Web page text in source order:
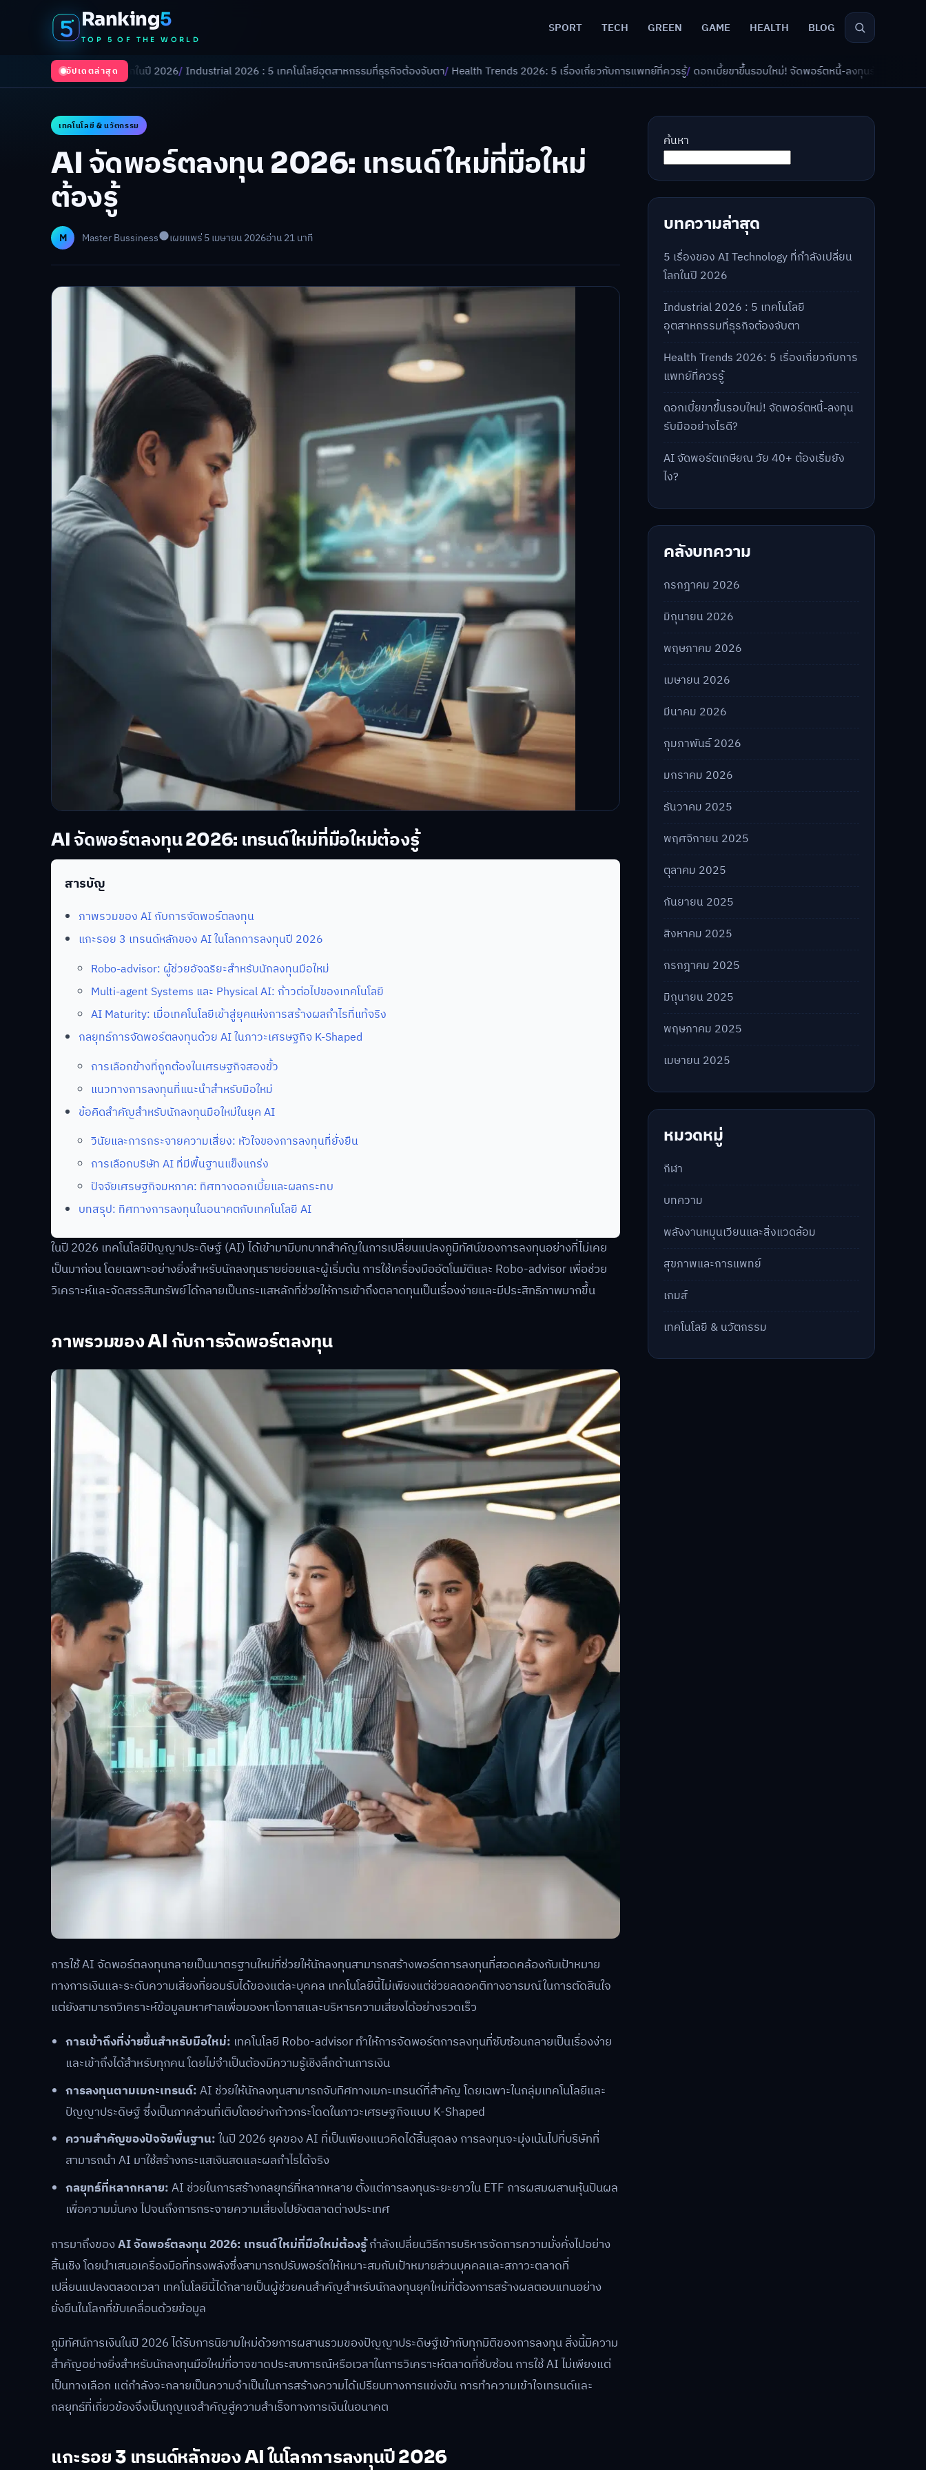
Ranking5
TOP 5 OF THE WORLD
SPORT TECH GREEN GAME HEALTH BLOG
อัปเดตล่าสุด
ลี่ยนโลกในปี 2026/Industrial 2026 : 5 เทคโนโลยีอุตสาหกรรมที่ธุรกิจต้องจับตา/Health Trends 2026: 5 เรื่องเกี่ยวกับการแพทย์ที่ควรรู้/ดอกเบี้ยขาขึ้นรอบใหม่! จัดพอร์ตหนี้-ลงทุนรับมืออย่างไรดี?/AI จัดพอร์ตเกษีย
เทคโนโลยี & นวัตกรรม
AI จัดพอร์ตลงทุน 2026: เทรนด์ใหม่ที่มือใหม่
ต้องรู้
M Master Bussiness เผยแพร่ 5 เมษายน 2026อ่าน 21 นาที
AI จัดพอร์ตลงทุน 2026: เทรนด์ใหม่ที่มือใหม่ต้องรู้
สารบัญ
ภาพรวมของ AI กับการจัดพอร์ตลงทุน
แกะรอย 3 เทรนด์หลักของ AI ในโลกการลงทุนปี 2026
Robo-advisor: ผู้ช่วยอัจฉริยะสำหรับนักลงทุนมือใหม่
Multi-agent Systems และ Physical AI: ก้าวต่อไปของเทคโนโลยี
AI Maturity: เมื่อเทคโนโลยีเข้าสู่ยุคแห่งการสร้างผลกำไรที่แท้จริง
กลยุทธ์การจัดพอร์ตลงทุนด้วย AI ในภาวะเศรษฐกิจ K-Shaped
การเลือกข้างที่ถูกต้องในเศรษฐกิจสองขั้ว
แนวทางการลงทุนที่แนะนำสำหรับมือใหม่
ข้อคิดสำคัญสำหรับนักลงทุนมือใหม่ในยุค AI
วินัยและการกระจายความเสี่ยง: หัวใจของการลงทุนที่ยั่งยืน
การเลือกบริษัท AI ที่มีพื้นฐานแข็งแกร่ง
ปัจจัยเศรษฐกิจมหภาค: ทิศทางดอกเบี้ยและผลกระทบ
บทสรุป: ทิศทางการลงทุนในอนาคตกับเทคโนโลยี AI
ในปี 2026 เทคโนโลยีปัญญาประดิษฐ์ (AI) ได้เข้ามามีบทบาทสำคัญในการเปลี่ยนแปลงภูมิทัศน์ของการลงทุนอย่างที่ไม่เคย
เป็นมาก่อน โดยเฉพาะอย่างยิ่งสำหรับนักลงทุนรายย่อยและผู้เริ่มต้น การใช้เครื่องมืออัตโนมัติและ Robo-advisor เพื่อช่วย
วิเคราะห์และจัดสรรสินทรัพย์ได้กลายเป็นกระแสหลักที่ช่วยให้การเข้าถึงตลาดทุนเป็นเรื่องง่ายและมีประสิทธิภาพมากขึ้น
ภาพรวมของ AI กับการจัดพอร์ตลงทุน
การใช้ AI จัดพอร์ตลงทุนกลายเป็นมาตรฐานใหม่ที่ช่วยให้นักลงทุนสามารถสร้างพอร์ตการลงทุนที่สอดคล้องกับเป้าหมาย
ทางการเงินและระดับความเสี่ยงที่ยอมรับได้ของแต่ละบุคคล เทคโนโลยีนี้ไม่เพียงแต่ช่วยลดอคติทางอารมณ์ในการตัดสินใจ
แต่ยังสามารถวิเคราะห์ข้อมูลมหาศาลเพื่อมองหาโอกาสและบริหารความเสี่ยงได้อย่างรวดเร็ว
การเข้าถึงที่ง่ายขึ้นสำหรับมือใหม่: เทคโนโลยี Robo-advisor ทำให้การจัดพอร์ตการลงทุนที่ซับซ้อนกลายเป็นเรื่องง่าย
และเข้าถึงได้สำหรับทุกคน โดยไม่จำเป็นต้องมีความรู้เชิงลึกด้านการเงิน
การลงทุนตามเมกะเทรนด์:AI ช่วยให้นักลงทุนสามารถจับทิศทางเมกะเทรนด์ที่สำคัญ โดยเฉพาะในกลุ่มเทคโนโลยีและ
ปัญญาประดิษฐ์ ซึ่งเป็นภาคส่วนที่เติบโตอย่างก้าวกระโดดในภาวะเศรษฐกิจแบบ K-Shaped
ความสำคัญของปัจจัยพื้นฐาน:ในปี 2026 ยุคของ AI ที่เป็นเพียงแนวคิดได้สิ้นสุดลง การลงทุนจะมุ่งเน้นไปที่บริษัทที่
สามารถนำ AI มาใช้สร้างกระแสเงินสดและผลกำไรได้จริง
กลยุทธ์ที่หลากหลาย:AI ช่วยในการสร้างกลยุทธ์ที่หลากหลาย ตั้งแต่การลงทุนระยะยาวใน ETF การผสมผสานหุ้นปันผล
เพื่อความมั่นคง ไปจนถึงการกระจายความเสี่ยงไปยังตลาดต่างประเทศ
การมาถึงของAI จัดพอร์ตลงทุน 2026: เทรนด์ใหม่ที่มือใหม่ต้องรู้กำลังเปลี่ยนวิธีการบริหารจัดการความมั่งคั่งไปอย่าง
สิ้นเชิง โดยนำเสนอเครื่องมือที่ทรงพลังซึ่งสามารถปรับพอร์ตให้เหมาะสมกับเป้าหมายส่วนบุคคลและสภาวะตลาดที่
เปลี่ยนแปลงตลอดเวลา เทคโนโลยีนี้ได้กลายเป็นผู้ช่วยคนสำคัญสำหรับนักลงทุนยุคใหม่ที่ต้องการสร้างผลตอบแทนอย่าง
ยั่งยืนในโลกที่ขับเคลื่อนด้วยข้อมูล
ภูมิทัศน์การเงินในปี 2026 ได้รับการนิยามใหม่ด้วยการผสานรวมของปัญญาประดิษฐ์เข้ากับทุกมิติของการลงทุน สิ่งนี้มีความ
สำคัญอย่างยิ่งสำหรับนักลงทุนมือใหม่ที่อาจขาดประสบการณ์หรือเวลาในการวิเคราะห์ตลาดที่ซับซ้อน การใช้ AI ไม่เพียงแต่
เป็นทางเลือก แต่กำลังจะกลายเป็นความจำเป็นในการสร้างความได้เปรียบทางการแข่งขัน การทำความเข้าใจเทรนด์และ
กลยุทธ์ที่เกี่ยวข้องจึงเป็นกุญแจสำคัญสู่ความสำเร็จทางการเงินในอนาคต
แกะรอย 3 เทรนด์หลักของ AI ในโลกการลงทุนปี 2026
ค้นหา
บทความล่าสุด
5 เรื่องของ AI Technology ที่กำลังเปลี่ยน
โลกในปี 2026
Industrial 2026 : 5 เทคโนโลยี
อุตสาหกรรมที่ธุรกิจต้องจับตา
Health Trends 2026: 5 เรื่องเกี่ยวกับการ
แพทย์ที่ควรรู้
ดอกเบี้ยขาขึ้นรอบใหม่! จัดพอร์ตหนี้-ลงทุน
รับมืออย่างไรดี?
AI จัดพอร์ตเกษียณ วัย 40+ ต้องเริ่มยัง
ไง?
คลังบทความ
กรกฎาคม 2026
มิถุนายน 2026
พฤษภาคม 2026
เมษายน 2026
มีนาคม 2026
กุมภาพันธ์ 2026
มกราคม 2026
ธันวาคม 2025
พฤศจิกายน 2025
ตุลาคม 2025
กันยายน 2025
สิงหาคม 2025
กรกฎาคม 2025
มิถุนายน 2025
พฤษภาคม 2025
เมษายน 2025
หมวดหมู่
กีฬา
บทความ
พลังงานหมุนเวียนและสิ่งแวดล้อม
สุขภาพและการแพทย์
เกมส์
เทคโนโลยี & นวัตกรรม